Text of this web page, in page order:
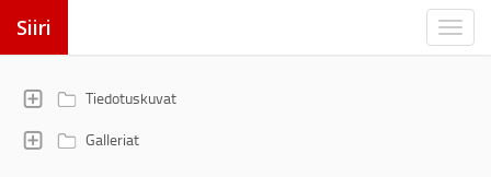
Siiri
Tiedotuskuvat
Galleriat